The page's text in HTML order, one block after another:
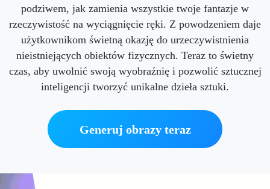
podziwem, jak zamienia wszystkie twoje fantazje w
rzeczywistość na wyciągnięcie ręki. Z powodzeniem daje
użytkownikom świetną okazję do urzeczywistnienia
nieistniejących obiektów fizycznych. Teraz to świetny
czas, aby uwolnić swoją wyobraźnię i pozwolić sztucznej
inteligencji tworzyć unikalne dzieła sztuki.
Generuj obrazy teraz